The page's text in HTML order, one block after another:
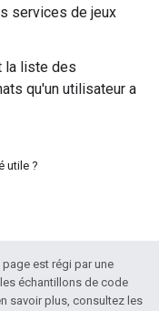
services de jeux
la liste des
qu'un utilisateur a
utile ?
est régi par une
échantillons de code
savoir plus, consultez les